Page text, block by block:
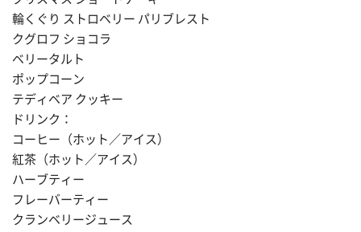
輪くぐり ストロベリー パリブレスト
クグロフ ショコラ
ベリータルト
ポップコーン
テディベア クッキー
ドリンク：
コーヒー（ホット／アイス）
紅茶（ホット／アイス）
ハーブティー
フレーバーティー
クランベリージュース